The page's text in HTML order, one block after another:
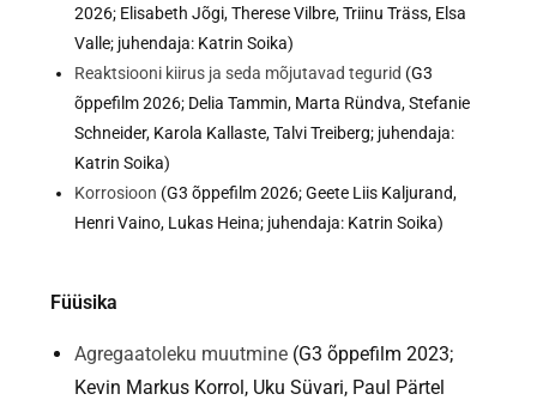
2026; Elisabeth Jõgi, Therese Vilbre, Triinu Träss, Elsa
Valle; juhendaja: Katrin Soika)
Reaktsiooni kiirus ja seda mõjutavad tegurid (G3
õppefilm 2026; Delia Tammin, Marta Ründva, Stefanie
Schneider, Karola Kallaste, Talvi Treiberg; juhendaja:
Katrin Soika)
Korrosioon (G3 õppefilm 2026; Geete Liis Kaljurand,
Henri Vaino, Lukas Heina; juhendaja: Katrin Soika)
Füüsika
Agregaatoleku muutmine (G3 õppefilm 2023;
Kevin Markus Korrol, Uku Süvari, Paul Pärtel